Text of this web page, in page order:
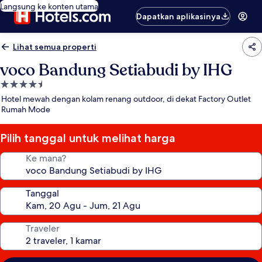
Langsung ke konten utama
Dapatkan aplikasinya
Lihat semua properti
voco Bandung Setiabudi by IHG
Properti
bintang
4.5
Hotel mewah dengan kolam renang outdoor, di dekat Factory Outlet
Rumah Mode
Pilih tanggal untuk melihat harga
Ke mana?
Tanggal
Traveler